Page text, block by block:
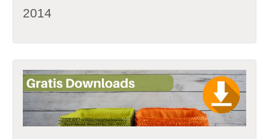
2014